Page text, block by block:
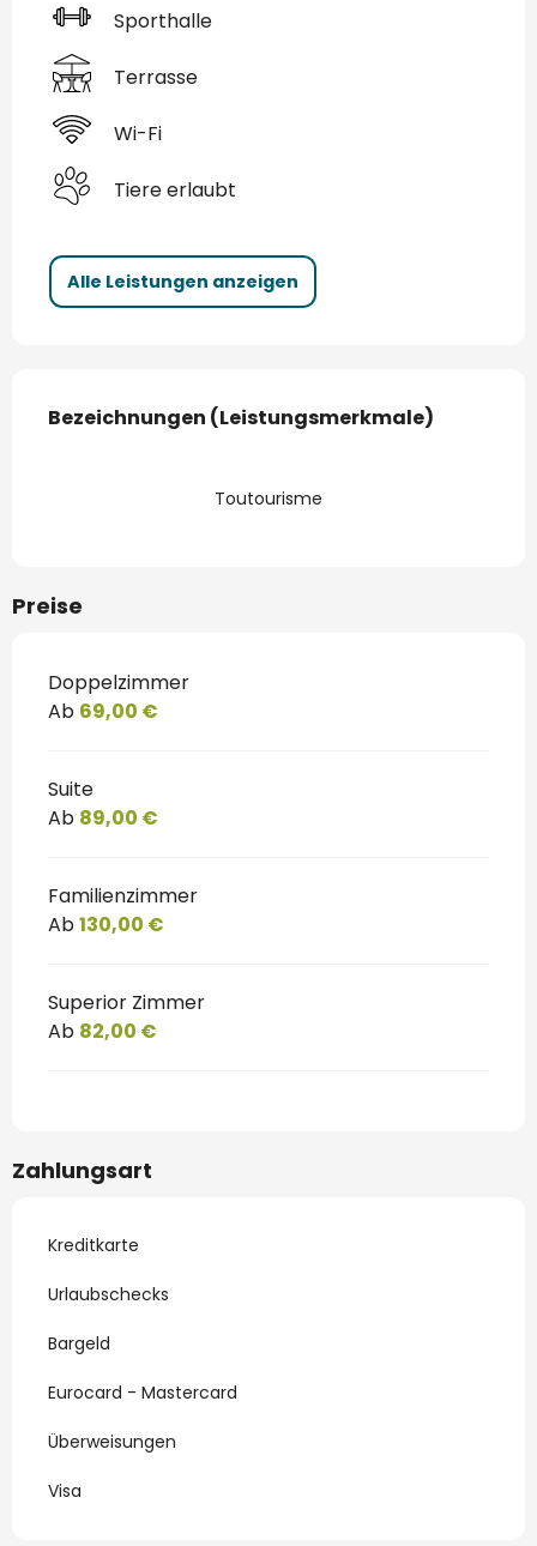
Sporthalle
Terrasse
Wi-Fi
Tiere erlaubt
Alle Leistungen anzeigen
Bezeichnungen (Leistungsmerkmale)
Bezeichnungen (Leistungsmerkmale)
Toutourisme
Preise
Doppelzimmer
Ab 69,00 €
Suite
Ab 89,00 €
Familienzimmer
Ab130,00 €
Superior Zimmer
Ab 82,00 €
Zahlungsart
Kreditkarte
Urlaubschecks
Bargeld
Eurocard - Mastercard
Überweisungen
Visa